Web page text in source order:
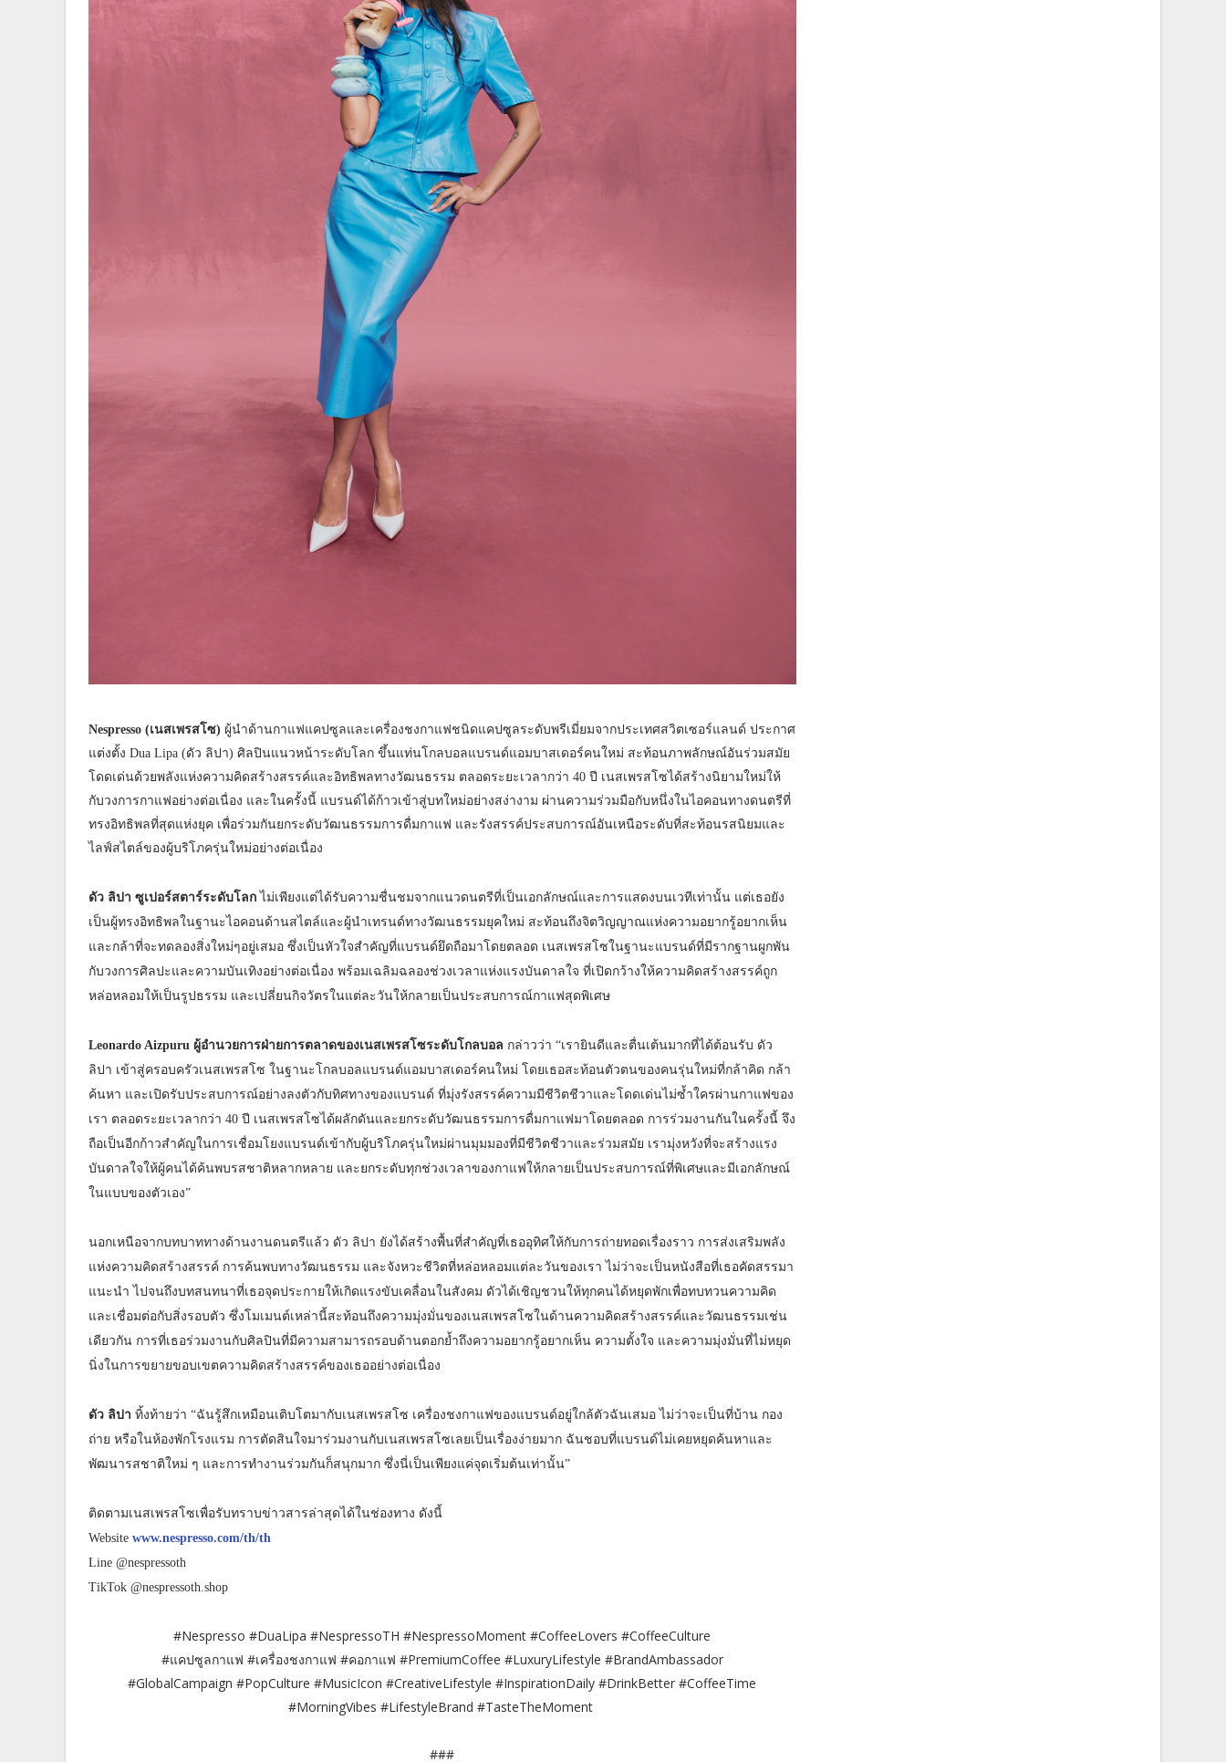
Nespresso (เนสเพรสโซ) ผู้นำด้านกาแฟแคปซูลและเครื่องชงกาแฟชนิดแคปซูลระดับพรีเมี่ยมจากประเทศสวิตเซอร์แลนด์ ประกาศ
แต่งตั้ง Dua Lipa (ดัว ลิปา) ศิลปินแนวหน้าระดับโลก ขึ้นแท่นโกลบอลแบรนด์แอมบาสเดอร์คนใหม่ สะท้อนภาพลักษณ์อันร่วมสมัย
โดดเด่นด้วยพลังแห่งความคิดสร้างสรรค์และอิทธิพลทางวัฒนธรรม ตลอดระยะเวลากว่า 40 ปี เนสเพรสโซได้สร้างนิยามใหม่ให้
กับวงการกาแฟอย่างต่อเนื่อง และในครั้งนี้ แบรนด์ได้ก้าวเข้าสู่บทใหม่อย่างสง่างาม ผ่านความร่วมมือกับหนึ่งในไอคอนทางดนตรีที่
ทรงอิทธิพลที่สุดแห่งยุค เพื่อร่วมกันยกระดับวัฒนธรรมการดื่มกาแฟ และรังสรรค์ประสบการณ์อันเหนือระดับที่สะท้อนรสนิยมและ
ไลฟ์สไตล์ของผู้บริโภครุ่นใหม่อย่างต่อเนื่อง
ดัว ลิปา ซูเปอร์สตาร์ระดับโลก ไม่เพียงแต่ได้รับความชื่นชมจากแนวดนตรีที่เป็นเอกลักษณ์และการแสดงบนเวทีเท่านั้น แต่เธอยัง
เป็นผู้ทรงอิทธิพลในฐานะไอคอนด้านสไตล์และผู้นำเทรนด์ทางวัฒนธรรมยุคใหม่ สะท้อนถึงจิตวิญญาณแห่งความอยากรู้อยากเห็น
และกล้าที่จะทดลองสิ่งใหม่ๆอยู่เสมอ ซึ่งเป็นหัวใจสำคัญที่แบรนด์ยึดถือมาโดยตลอด เนสเพรสโซในฐานะแบรนด์ที่มีรากฐานผูกพัน
กับวงการศิลปะและความบันเทิงอย่างต่อเนื่อง พร้อมเฉลิมฉลองช่วงเวลาแห่งแรงบันดาลใจ ที่เปิดกว้างให้ความคิดสร้างสรรค์ถูก
หล่อหลอมให้เป็นรูปธรรม และเปลี่ยนกิจวัตรในแต่ละวันให้กลายเป็นประสบการณ์กาแฟสุดพิเศษ
Leonardo Aizpuru ผู้อำนวยการฝ่ายการตลาดของเนสเพรสโซระดับโกลบอล กล่าวว่า “เรายินดีและตื่นเต้นมากที่ได้ต้อนรับ ดัว
ลิปา เข้าสู่ครอบครัวเนสเพรสโซ ในฐานะโกลบอลแบรนด์แอมบาสเดอร์คนใหม่ โดยเธอสะท้อนตัวตนของคนรุ่นใหม่ที่กล้าคิด กล้า
ค้นหา และเปิดรับประสบการณ์อย่างลงตัวกับทิศทางของแบรนด์ ที่มุ่งรังสรรค์ความมีชีวิตชีวาและโดดเด่นไม่ซ้ำใครผ่านกาแฟของ
เรา ตลอดระยะเวลากว่า 40 ปี เนสเพรสโซได้ผลักดันและยกระดับวัฒนธรรมการดื่มกาแฟมาโดยตลอด การร่วมงานกันในครั้งนี้ จึง
ถือเป็นอีกก้าวสำคัญในการเชื่อมโยงแบรนด์เข้ากับผู้บริโภครุ่นใหม่ผ่านมุมมองที่มีชีวิตชีวาและร่วมสมัย เรามุ่งหวังที่จะสร้างแรง
บันดาลใจให้ผู้คนได้ค้นพบรสชาติหลากหลาย และยกระดับทุกช่วงเวลาของกาแฟให้กลายเป็นประสบการณ์ที่พิเศษและมีเอกลักษณ์
ในแบบของตัวเอง”
นอกเหนือจากบทบาททางด้านงานดนตรีแล้ว ดัว ลิปา ยังได้สร้างพื้นที่สำคัญที่เธออุทิศให้กับการถ่ายทอดเรื่องราว การส่งเสริมพลัง
แห่งความคิดสร้างสรรค์ การค้นพบทางวัฒนธรรม และจังหวะชีวิตที่หล่อหลอมแต่ละวันของเรา ไม่ว่าจะเป็นหนังสือที่เธอคัดสรรมา
แนะนำ ไปจนถึงบทสนทนาที่เธอจุดประกายให้เกิดแรงขับเคลื่อนในสังคม ดัวได้เชิญชวนให้ทุกคนได้หยุดพักเพื่อทบทวนความคิด
และเชื่อมต่อกับสิ่งรอบตัว ซึ่งโมเมนต์เหล่านี้สะท้อนถึงความมุ่งมั่นของเนสเพรสโซในด้านความคิดสร้างสรรค์และวัฒนธรรมเช่น
เดียวกัน การที่เธอร่วมงานกับศิลปินที่มีความสามารถรอบด้านตอกย้ำถึงความอยากรู้อยากเห็น ความตั้งใจ และความมุ่งมั่นที่ไม่หยุด
นิ่งในการขยายขอบเขตความคิดสร้างสรรค์ของเธออย่างต่อเนื่อง
ดัว ลิปา ทิ้งท้ายว่า “ฉันรู้สึกเหมือนเติบโตมากับเนสเพรสโซ เครื่องชงกาแฟของแบรนด์อยู่ใกล้ตัวฉันเสมอ ไม่ว่าจะเป็นที่บ้าน กอง
ถ่าย หรือในห้องพักโรงแรม การตัดสินใจมาร่วมงานกับเนสเพรสโซเลยเป็นเรื่องง่ายมาก ฉันชอบที่แบรนด์ไม่เคยหยุดค้นหาและ
พัฒนารสชาติใหม่ ๆ และการทำงานร่วมกันก็สนุกมาก ซึ่งนี่เป็นเพียงแค่จุดเริ่มต้นเท่านั้น”
ติดตามเนสเพรสโซเพื่อรับทราบข่าวสารล่าสุดได้ในช่องทาง ดังนี้
Website www.nespresso.com/th/th
Line @nespressoth
TikTok @nespressoth.shop
#Nespresso #DuaLipa #NespressoTH #NespressoMoment #CoffeeLovers #CoffeeCulture
#แคปซูลกาแฟ #เครื่องชงกาแฟ #คอกาแฟ #PremiumCoffee #LuxuryLifestyle #BrandAmbassador
#GlobalCampaign #PopCulture #MusicIcon #CreativeLifestyle #InspirationDaily #DrinkBetter #CoffeeTime
#MorningVibes #LifestyleBrand #TasteTheMoment
###